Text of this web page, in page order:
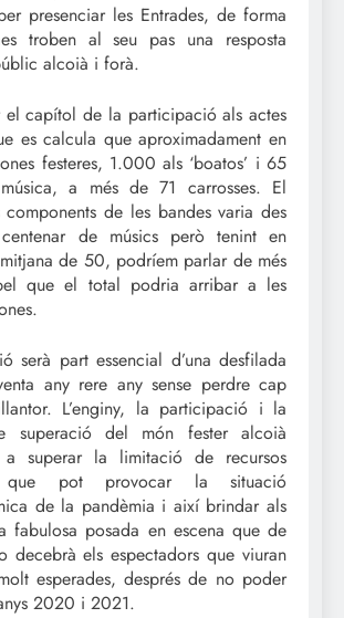
presenciar les Entrades, de forma
troben al seu pas una resposta
alcoià i forà.
el capítol de la participació als actes
es calcula que aproximadament en
festeres, 1.000 als ‘boatos’ i 65
a més de 71 carrosses. El
de les bandes varia des
de músics però tenint en
de 50, podríem parlar de més
que el total podria arribar a les
serà part essencial d’una desfilada
any rere any sense perdre cap
L’enginy, la participació i la
superació del món fester alcoià
a superar la limitació de recursos
que pot provocar la situació
de la pandèmia i així brindar als
fabulosa posada en escena que de
decebrà els espectadors que viuran
esperades, després de no poder
2020 i 2021.